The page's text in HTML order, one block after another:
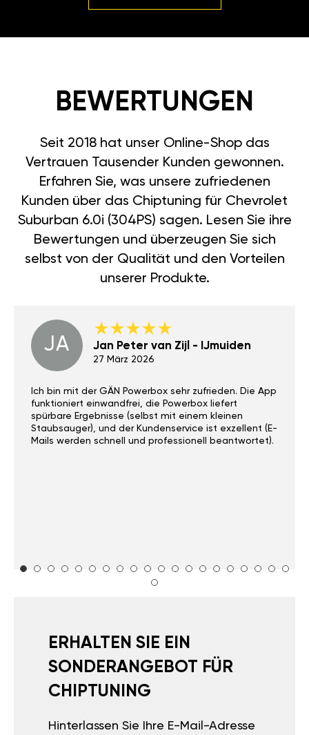
BEWERTUNGEN
Seit 2018 hat unser Online-Shop das
Vertrauen Tausender Kunden gewonnen.
Erfahren Sie, was unsere zufriedenen
Kunden über das Chiptuning für Chevrolet
Suburban 6.0i (304PS) sagen. Lesen Sie ihre
Bewertungen und überzeugen Sie sich
selbst von der Qualität und den Vorteilen
unserer Produkte.
JA Jan Peter van Zijl - IJmuiden
27 März 2026
Ich bin mit der GÄN Powerbox sehr zufrieden. Die App
funktioniert einwandfrei, die Powerbox liefert
spürbare Ergebnisse (selbst mit einem kleinen
Staubsauger), und der Kundenservice ist exzellent (E-
Mails werden schnell und professionell beantwortet).
ERHALTEN SIE EIN
SONDERANGEBOT FÜR
CHIPTUNING
Hinterlassen Sie Ihre E-Mail-Adresse